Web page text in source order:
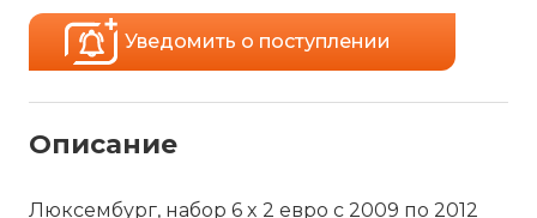
Уведомить о поступлении
Описание
Люксембург, набор 6 x 2 евро с 2009 по 2012